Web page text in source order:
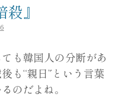
』
も韓国人の分断があ
も“親日”という言葉
のだよね。